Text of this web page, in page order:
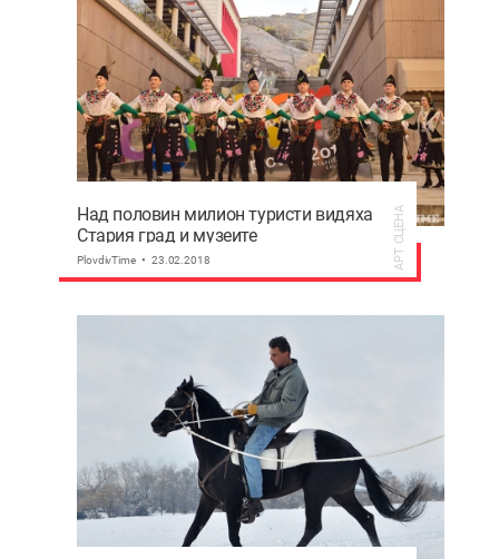
Над половин милион туристи видяха
Стария град и музеите
PlovdivTime 23.02.2018 АРТ СЦЕНА